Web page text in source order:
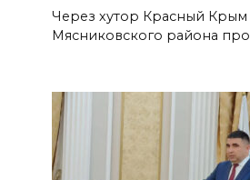
Через хутор Красный Крым
Мясниковского района